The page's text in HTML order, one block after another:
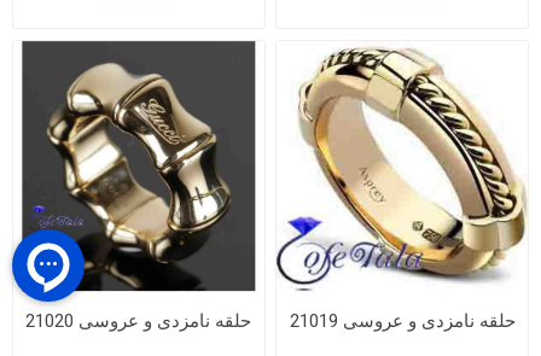
حلقه نامزدی و عروسی 21019 حلقه نامزدی و عروسی 21020